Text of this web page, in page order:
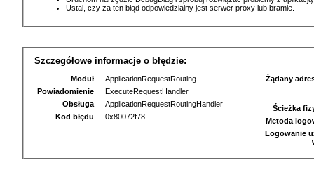
Ustal, czy za ten błąd odpowiedzialny jest serwer proxy lub bramie.
Szczegółowe informacje o błędzie:
Moduł
ApplicationRequestRouting
Powiadomienie
ExecuteRequestHandler
Obsługa
ApplicationRequestRoutingHandler
Kod błędu
0x80072f78
Żądany
Ścieżka
Metoda
Logowanie